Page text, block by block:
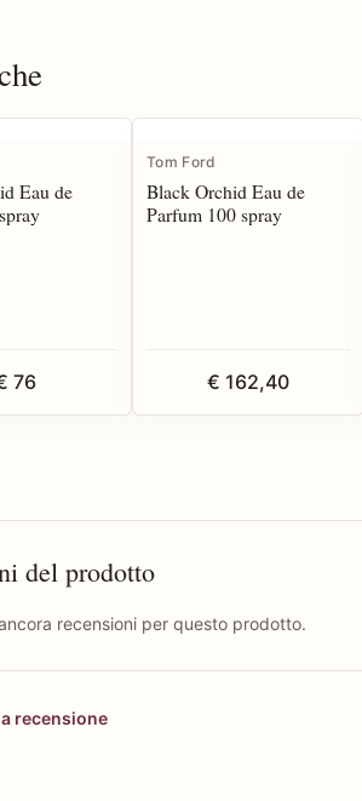
Eau de
76
Tom Ford
Black Orchid Eau de
Parfum 100 spray
€ 162,40
del prodotto
recensioni per questo prodotto.
recensione